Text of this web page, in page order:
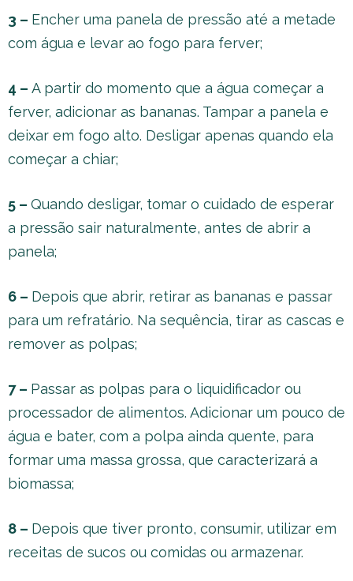
3 – Encher uma panela de pressão até a metade
com água e levar ao fogo para ferver;
4 – A partir do momento que a água começar a
ferver, adicionar as bananas. Tampar a panela e
deixar em fogo alto. Desligar apenas quando ela
começar a chiar;
5 – Quando desligar, tomar o cuidado de esperar
a pressão sair naturalmente, antes de abrir a
panela;
6 – Depois que abrir, retirar as bananas e passar
para um refratário. Na sequência, tirar as cascas e
remover as polpas;
7 – Passar as polpas para o liquidificador ou
processador de alimentos. Adicionar um pouco de
água e bater, com a polpa ainda quente, para
formar uma massa grossa, que caracterizará a
biomassa;
8 – Depois que tiver pronto, consumir, utilizar em
receitas de sucos ou comidas ou armazenar.